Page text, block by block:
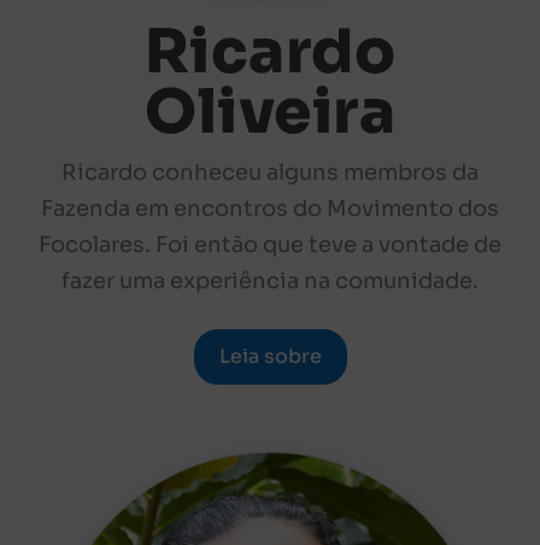
Ricardo
Oliveira
Ricardo conheceu alguns membros da
Fazenda em encontros do Movimento dos
Focolares. Foi então que teve a vontade de
fazer uma experiência na comunidade.
Leia sobre